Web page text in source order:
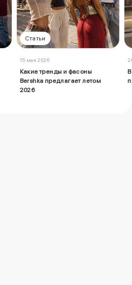
Статьи
15 мая 2026
Какие тренды и фасоны
Bershka предлагает летом
2026